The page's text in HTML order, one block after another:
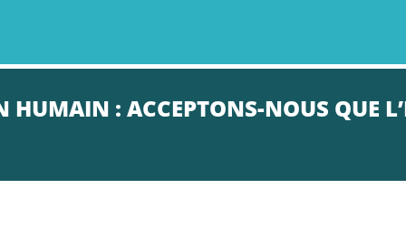
HUMAIN : ACCEPTONS-NOUS QUE